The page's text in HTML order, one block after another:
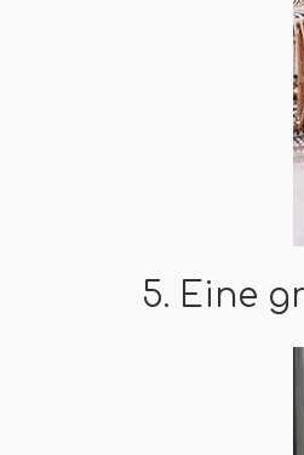
5. Eine